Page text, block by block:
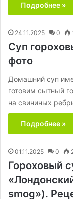
Подробнее »
24.11.2025 0
Суп
фото
Домашний суп
готовим сытный
на свининых
Подробнее »
01.11.2025 0
Гороховый
smog»).